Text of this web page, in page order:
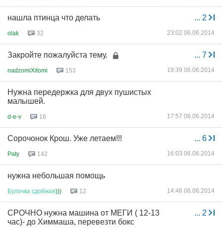
... 2
нашла птинца что делать
olak 32 23:02 06.06.2014
... 7
Закройте пожалуйста тему.
nadzomiXitomi 153 19:39 06.06.2014
Нужна передержка для двух пушистых
малышей.
d-e-v 16 17:57 06.06.2014
... 6
Сорочонок Крош. Уже летаем!!!
Paty 142 16:03 06.06.2014
нужна небольшая помощь
Булочка сдобная))) 12 14:46 06.06.2014
... 2
СРОЧНО нужна машина от МЕГИ ( 12-13
час)- до Химмаша, перевезти бокс